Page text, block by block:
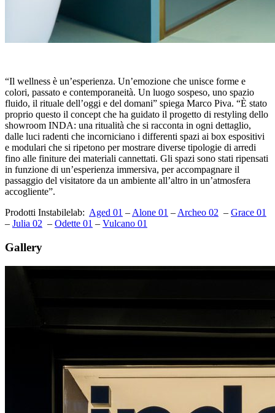
“Il wellness è un’esperienza. Un’emozione che unisce forme e
colori, passato e contemporaneità. Un luogo sospeso, uno spazio
fluido, il rituale dell’oggi e del domani” spiega Marco Piva. “È stato
proprio questo il concept che ha guidato il progetto di restyling dello
showroom INDA: una ritualità che si racconta in ogni dettaglio,
dalle luci radenti che incorniciano i differenti spazi ai box espositivi
e modulari che si ripetono per mostrare diverse tipologie di arredi
fino alle finiture dei materiali cannettati. Gli spazi sono stati ripensati
in funzione di un’esperienza immersiva, per accompagnare il
passaggio del visitatore da un ambiente all’altro in un’atmosfera
accogliente”.
Prodotti Instabilelab: Aged 01 – Alone 01 – Archeo 02 – Grace 01
– Julia 02 – Odette 01 – Vulcano 01
Gallery